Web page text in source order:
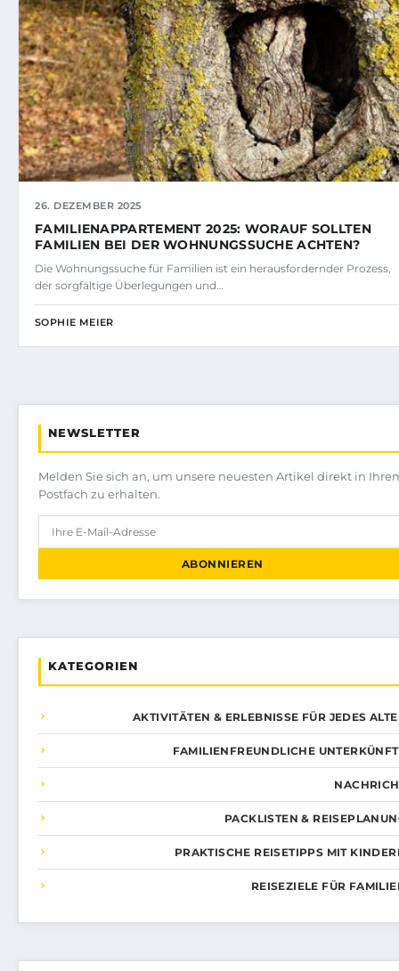
26. DEZEMBER 2025
FAMILIENAPPARTEMENT 2025: WORAUF SOLLTEN
FAMILIEN BEI DER WOHNUNGSSUCHE ACHTEN?
Die Wohnungssuche für Familien ist ein herausfordernder Prozess,
der sorgfältige Überlegungen und…
SOPHIE MEIER
NEWSLETTER
Melden Sie sich an, um unsere neuesten Artikel direkt in
Postfach zu erhalten.
ABONNIEREN
KATEGORIEN
AKTIVITÄTEN & ERLEBNISSE FÜR JEDES
FAMILIENFREUNDLICHE
PACKLISTEN &
PRAKTISCHE REISETIPPS MIT
REISEZIELE FÜR